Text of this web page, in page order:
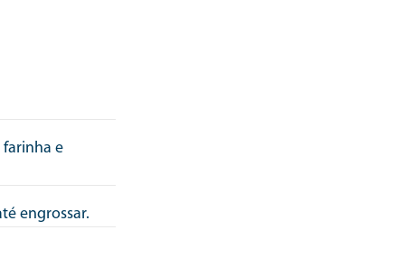
e
engrossar.